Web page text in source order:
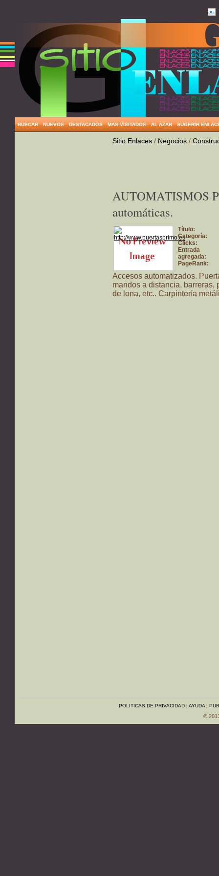
BUSCAR NUEVOS DESTACADOS MAS VISITADOS AL AZAR SUGERIR
Sitio Enlaces / Negocios /
AUTOMATISMOS
automáticas.
Título:
Categoría:
Clicks:
Entrada
agregada:
PageRank:
Accesos automatizados.
mandos a distancia, barreras,
de lona, etc.. Carpintería
POLITICAS DE PRIVACIDAD| AYUDA|
©